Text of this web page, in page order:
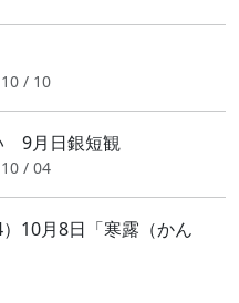
/ 10
9月日銀短観
/ 04
10月8日「寒露（かん